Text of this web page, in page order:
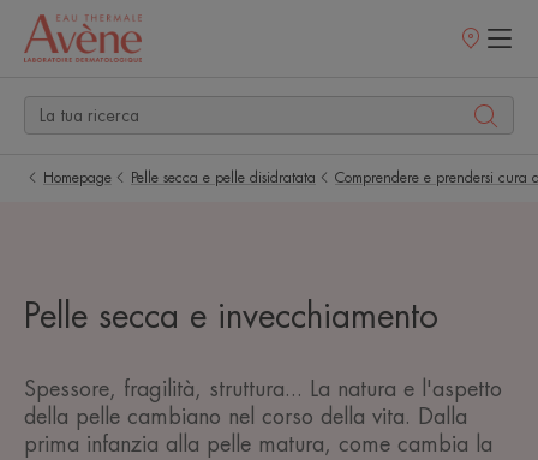
Punti
Homepage Pelle secca e pelle disidratata Comprendere e prendersi cura
Pelle secca e invecchiamento
Spessore, fragilità, struttura... La natura e l'aspetto
della pelle cambiano nel corso della vita. Dalla
prima infanzia alla pelle matura, come cambia la